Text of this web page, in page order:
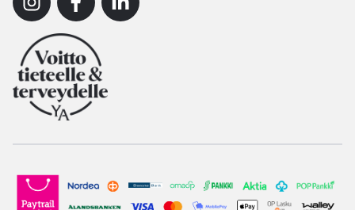
InstagramFacebookLinkedin